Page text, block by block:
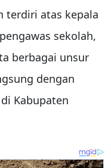
terdiri atas kepala
sekolah,
berbagai unsur
dengan
Kabupaten